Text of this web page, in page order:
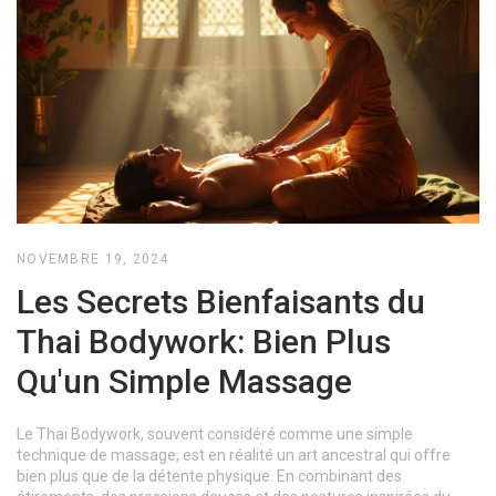
NOVEMBRE 19, 2024
Les Secrets Bienfaisants du
Thai Bodywork: Bien Plus
Qu'un Simple Massage
Le Thai Bodywork, souvent considéré comme une simple
technique de massage, est en réalité un art ancestral qui offre
bien plus que de la détente physique. En combinant des